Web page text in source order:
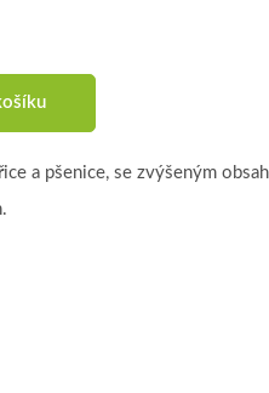
a pšenice, se zvýšeným